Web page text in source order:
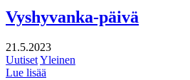
Vyshyvanka-päivä
21.5.2023
UutisetYleinen
Lue lisää